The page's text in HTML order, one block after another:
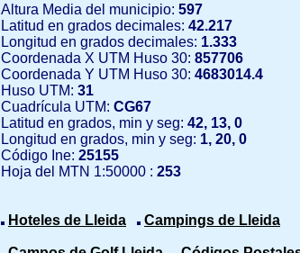
Altura Media del municipio: 597
Latitud en grados decimales: 42.217
Longitud en grados decimales: 1.333
Coordenada X UTM Huso 30: 857706
Coordenada Y UTM Huso 30: 4683014.4
Huso UTM: 31
Cuadrícula UTM: CG67
Latitud en grados, min y seg: 42, 13, 0
Longitud en grados, min y seg: 1, 20, 0
Código Ine: 25155
Hoja del MTN 1:50000 : 253
Hoteles de Lleida Campings de Lleida